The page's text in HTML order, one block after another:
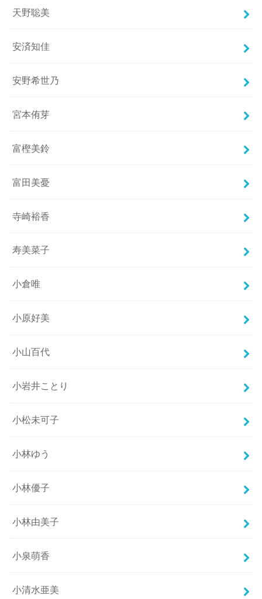
天野聡美
安済知佳
安野希世乃
宮本侑芽
富樫美鈴
富田美憂
寺崎裕香
寿美菜子
小倉唯
小原好美
小山百代
小岩井ことり
小松未可子
小林ゆう
小林優子
小林由美子
小泉萌香
小清水亜美